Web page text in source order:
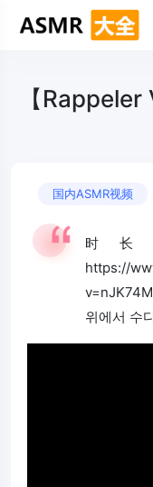
【
国内ASMR视频
时长
https://
위에서 수